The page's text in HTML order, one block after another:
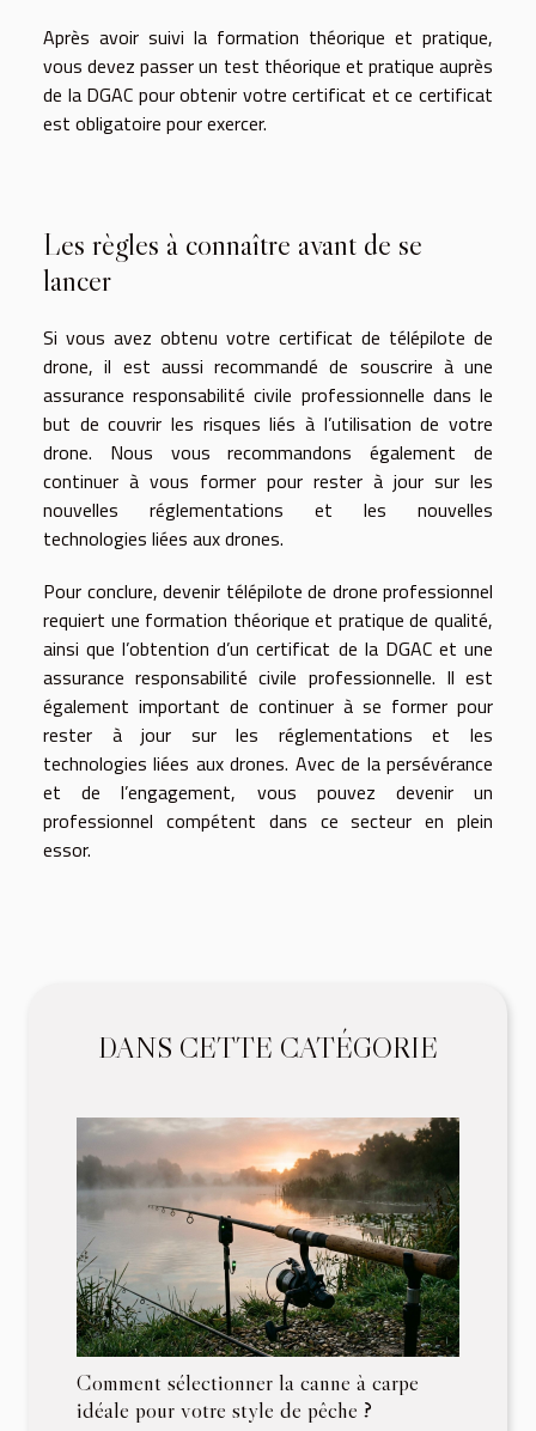
Après avoir suivi la formation théorique et pratique,
vous devez passer un test théorique et pratique auprès
de la DGAC pour obtenir votre certificat et ce certificat
est obligatoire pour exercer.
Les règles à connaître avant de se
lancer
Si vous avez obtenu votre certificat de télépilote de
drone, il est aussi recommandé de souscrire à une
assurance responsabilité civile professionnelle dans le
but de couvrir les risques liés à l’utilisation de votre
drone. Nous vous recommandons également de
continuer à vous former pour rester à jour sur les
nouvelles réglementations et les nouvelles
technologies liées aux drones.
Pour conclure, devenir télépilote de drone professionnel
requiert une formation théorique et pratique de qualité,
ainsi que l’obtention d’un certificat de la DGAC et une
assurance responsabilité civile professionnelle. Il est
également important de continuer à se former pour
rester à jour sur les réglementations et les
technologies liées aux drones. Avec de la persévérance
et de l’engagement, vous pouvez devenir un
professionnel compétent dans ce secteur en plein
essor.
DANS CETTE CATÉGORIE
Comment sélectionner la canne à carpe
idéale pour votre style de pêche ?